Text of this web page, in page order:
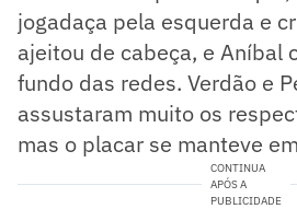
jogadaça pela esquerda e
ajeitou de cabeça, e Aníbal
fundo das redes. Verdão e
assustaram muito os
mas o placar se manteve
CONTINUA
APÓS A
PUBLICIDADE